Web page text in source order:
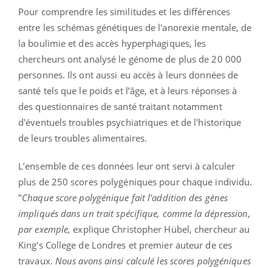
Pour comprendre les similitudes et les différences
entre les schémas génétiques de l'anorexie mentale, de
la boulimie et des accès hyperphagiques, les
chercheurs ont analysé le génome de plus de 20 000
personnes. Ils ont aussi eu accès à leurs données de
santé tels que le poids et l’âge, et à leurs réponses à
des questionnaires de santé traitant notamment
d'éventuels troubles psychiatriques et de l'historique
de leurs troubles alimentaires.
L’ensemble de ces données leur ont servi à calculer
plus de 250 scores polygéniques pour chaque individu.
"Chaque score polygénique fait l'addition des gènes
impliqués dans un trait spécifique, comme la dépression,
par exemple, explique Christopher Hübel, chercheur au
King's College de Londres et premier auteur de ces
travaux. Nous avons ainsi calculé les scores polygéniques